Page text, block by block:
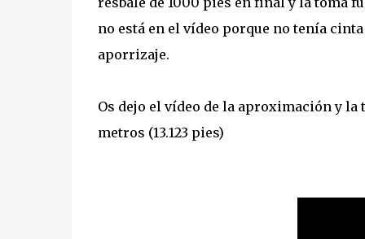
no está en el vídeo porque no tenía
aporrizaje.
Os dejo el vídeo de la aproximación y la
metros (13.123 pies)